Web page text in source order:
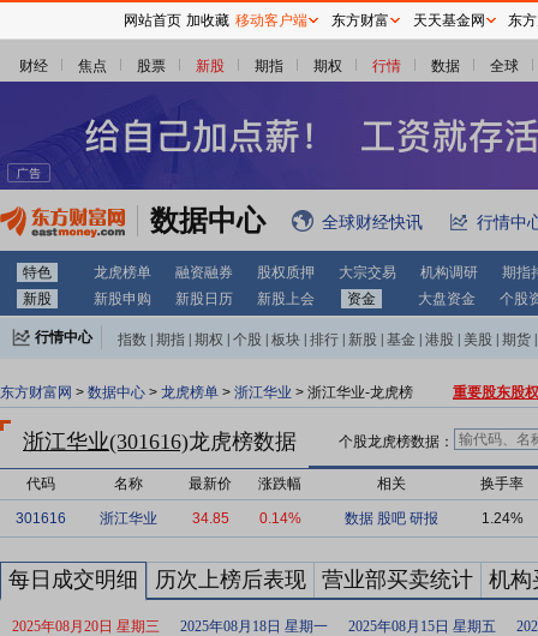
财经 焦点 股票 新股 期指 期权 行情 数据 全球
数据中心 全球财经快讯 行情中
特色 龙虎榜单 融资融券 股权质押 大宗交易 机构调研
期指
新股
新股申购 新股日历 新股上会 资金 大盘资金 个股
行情中心 指数 期指 期权 个股 板块 排行 新股 基金 港股 美股 期货
东方财富网 > 数据中心 > 龙虎榜单 > 浙江华业 > 浙江华业-龙虎榜 重要股东股
浙江华业(301616)龙虎榜数据 个股龙虎榜数据：
代码 名称 最新价 涨跌幅 相关 换手率
301616 浙江华业 34.85 0.14% 数据 股吧 研报 1.24%
每日成交明细 历次上榜后表现 营业部买卖统计 机构
2025年08月20日 星期三 2025年08月18日 星期一 2025年08月15日 星期五
网站首页 加收藏 移动客户端 东方财富 天天基金网 东